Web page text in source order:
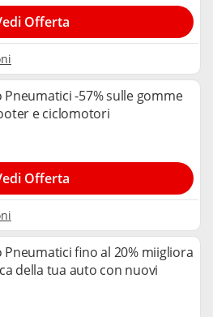
Offerta
Pneumatici -57% sulle gomme
e ciclomotori
Offerta
Pneumatici fino al 20% miigliora
della tua auto con nuovi